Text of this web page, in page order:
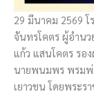
29 มีนาคม 2569 โ
จันทรโคตร ผู้อำนว
แก้ว แสนโคตร รอ
นายพนมพร พรมพ่
เยาวชน โดยพระร